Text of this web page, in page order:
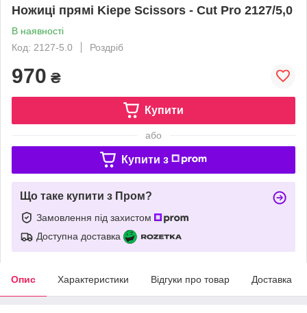
Ножиці прямі Kiepe Scissors - Cut Pro 2127/5,0
В наявності
Код: 2127-5.0
Роздріб
970 ₴
Купити
або
Купити з
Що таке купити з Пром?
Замовлення під захистом
Доступна доставка
Опис Характеристики Відгуки про товар Доставка